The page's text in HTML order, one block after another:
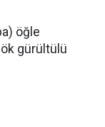
öğle
gürültülü